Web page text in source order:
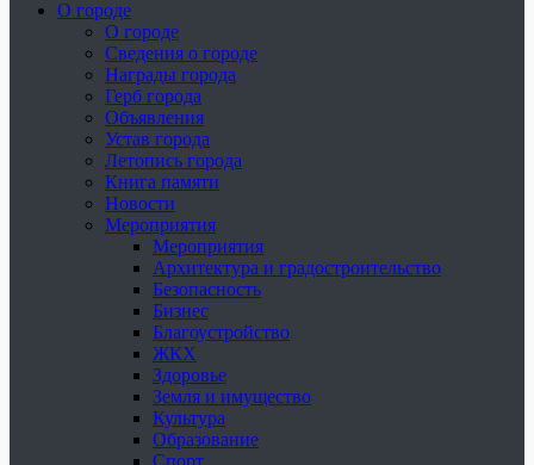
О городе
О городе
Сведения о городе
Награды города
Герб города
Объявления
Устав города
Летопись города
Книга памяти
Новости
Мероприятия
Мероприятия
Архитектура и градостроительство
Безопасность
Бизнес
Благоустройство
ЖКХ
Здоровье
Земля и имущество
Культура
Образование
Спорт